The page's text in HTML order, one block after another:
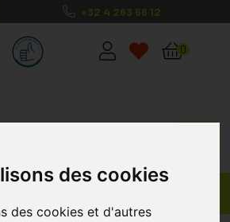
des cookies
des cookies et d'autres
+32 4 263 56 12
MaPharmacie.be ma santé, mes
0